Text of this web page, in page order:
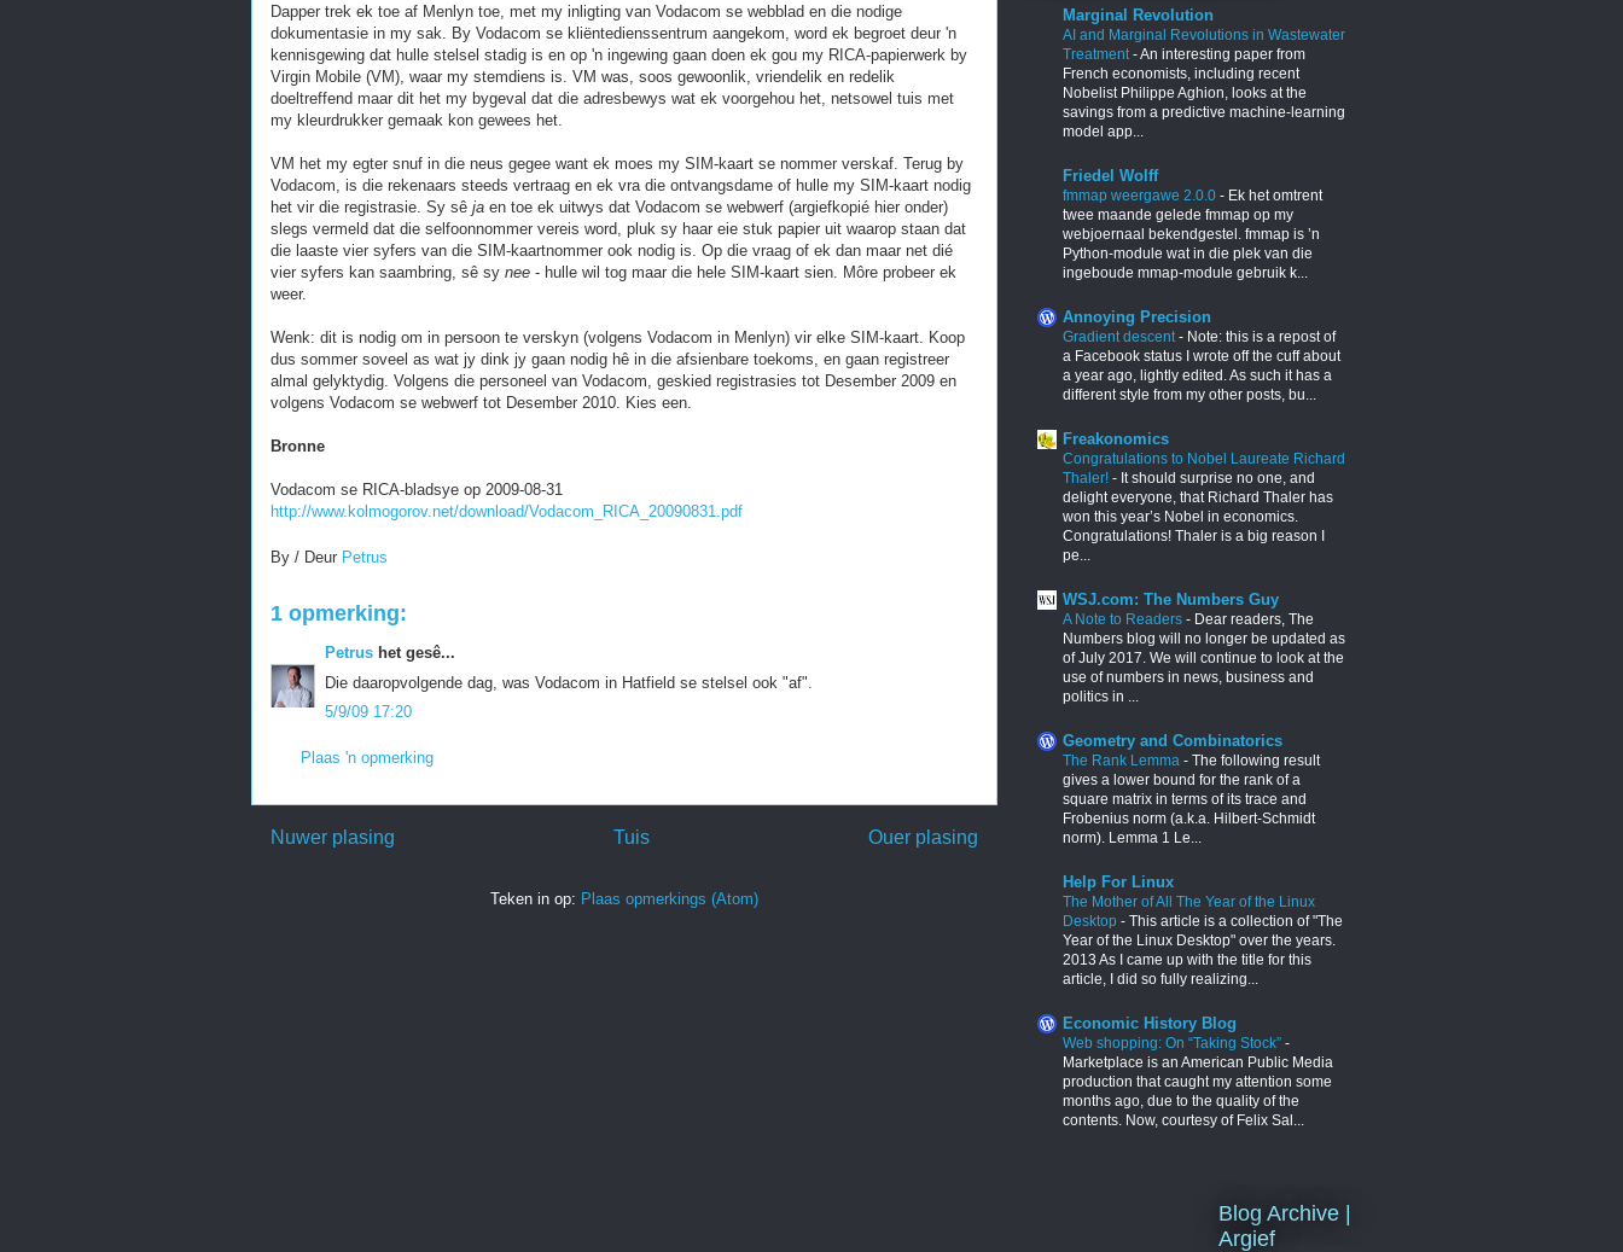
Dapper trek ek toe af Menlyn toe, met my inligting van Vodacom se webblad en die nodige
dokumentasie in my sak. By Vodacom se kliëntedienssentrum aangekom, word ek begroet deur 'n
kennisgewing dat hulle stelsel stadig is en op 'n ingewing gaan doen ek gou my RICA-papierwerk by
Virgin Mobile (VM), waar my stemdiens is. VM was, soos gewoonlik, vriendelik en redelik
doeltreffend maar dit het my bygeval dat die adresbewys wat ek voorgehou het, netsowel tuis met
my kleurdrukker gemaak kon gewees het.
VM het my egter snuf in die neus gegee want ek moes my SIM-kaart se nommer verskaf. Terug by
Vodacom, is die rekenaars steeds vertraag en ek vra die ontvangsdame of hulle my SIM-kaart nodig
het vir die registrasie. Sy sê ja en toe ek uitwys dat Vodacom se webwerf (argiefkopié hier onder)
slegs vermeld dat die selfoonnommer vereis word, pluk sy haar eie stuk papier uit waarop staan dat
die laaste vier syfers van die SIM-kaartnommer ook nodig is. Op die vraag of ek dan maar net dié
vier syfers kan saambring, sê sy nee - hulle wil tog maar die hele SIM-kaart sien. Môre probeer ek
weer.
Wenk: dit is nodig om in persoon te verskyn (volgens Vodacom in Menlyn) vir elke SIM-kaart. Koop
dus sommer soveel as wat jy dink jy gaan nodig hê in die afsienbare toekoms, en gaan registreer
almal gelyktydig. Volgens die personeel van Vodacom, geskied registrasies tot Desember 2009 en
volgens Vodacom se webwerf tot Desember 2010. Kies een.
Bronne
Vodacom se RICA-bladsye op 2009-08-31
http://www.kolmogorov.net/download/Vodacom_RICA_20090831.pdf
By / Deur Petrus
1 opmerking:
Petrus het gesê...
Die daaropvolgende dag, was Vodacom in Hatfield se stelsel ook "af".
5/9/09 17:20
Plaas 'n opmerking
Nuwer plasing Ouer plasing
Tuis
Teken in op: Plaas opmerkings (Atom)
Marginal Revolution
AI and Marginal Revolutions in Wastewater
Treatment -An interesting paper from
French economists, including recent
Nobelist Philippe Aghion, looks at the
savings from a predictive machine-learning
model app...
Friedel Wolff
fmmap weergawe 2.0.0 - Ek het omtrent
twee maande gelede fmmap op my
webjoernaal bekendgestel. fmmap is ’n
Python-module wat in die plek van die
ingeboude mmap-module gebruik k...
Annoying Precision
Gradient descent - Note: this is a repost of
a Facebook status I wrote off the cuff about
a year ago, lightly edited. As such it has a
different style from my other posts, bu...
Freakonomics
Congratulations to Nobel Laureate Richard
Thaler! - It should surprise no one, and
delight everyone, that Richard Thaler has
won this year’s Nobel in economics.
Congratulations! Thaler is a big reason I
pe...
WSJ.com: The Numbers Guy
A Note to Readers - Dear readers, The
Numbers blog will no longer be updated as
of July 2017. We will continue to look at the
use of numbers in news, business and
politics in ...
Geometry and Combinatorics
The Rank Lemma - The following result
gives a lower bound for the rank of a
square matrix in terms of its trace and
Frobenius norm (a.k.a. Hilbert-Schmidt
norm). Lemma 1 Le...
Help For Linux
The Mother of All The Year of the Linux
Desktop - This article is a collection of "The
Year of the Linux Desktop" over the years.
2013 As I came up with the title for this
article, I did so fully realizing...
Economic History Blog
Web shopping: On “Taking Stock” -
Marketplace is an American Public Media
production that caught my attention some
months ago, due to the quality of the
contents. Now, courtesy of Felix Sal...
Blog Archive |
Argief